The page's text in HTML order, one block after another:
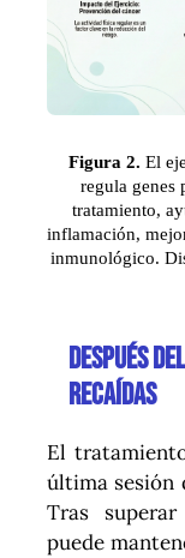
Figura 2. El
regula genes
tratamiento,
inflamación,
inmunológico.
Después
recaídas
El
última sesión
Tras
puede